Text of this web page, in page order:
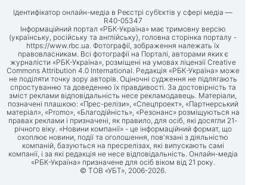
Ідентифікатор онлайн-медіа в Реєстрі суб’єктів у сфері медіа —
R40-05347
Інформаційний портал «РБК-Україна» має тримовну версію
(українську, російську та англійську), головна сторінка порталу -
https://www.rbc.ua. Фотографії, зображення належать їх
правовласникам. Всі фотографії на Порталі, авторами яких є
журналісти «РБК-Україна», розміщені на умовах ліцензії Creative
Commons Attribution 4.0 International. Редакція «РБК-Україна» може
не поділяти точку зору авторів. Оціночні судження не підлягають
спростуванню та доведенню їх правдивості. За достовірність та
зміст реклами відповідальність несе рекламодавець. Матеріали,
позначені плашкою: «Прес-релізи», «Спецпроект», «Партнерський
матеріал», «Promo», «Благодійність», «Резонанс» розміщуються на
правах реклами і призначені, як правило, для осіб, які досягли 21-
річного віку. «Новини компанії» - це інформаційний формат, що
охоплює новини, події та оголошення, пов'язані з діяльністю
компаній, базуються на пресрелізах, які випускають самі
компанії, і за які редакція не несе відповідальність. Онлайн-медіа
«РБК-Україна» призначене для осіб віком від 21 року.
© ТОВ «УБТ», 2006-2026.